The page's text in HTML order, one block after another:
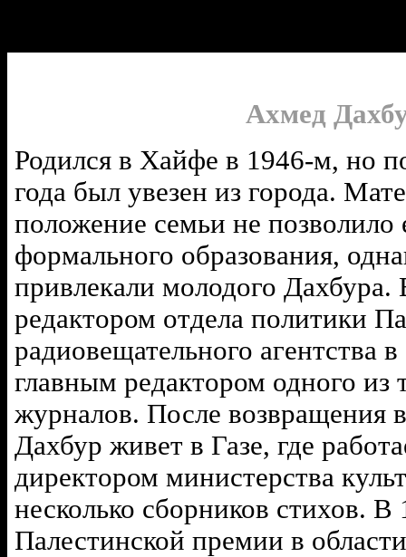
Ахмед
Родился в Хайфе в 1946-м, но
года был увезен из города.
положение семьи не позволило
формального образования,
привлекали молодого
редактором отдела политики
радиовещательного агентства
главным редактором одного из
журналов. После возвращения
Дахбур живет в Газе, где
директором министерства
несколько сборников стихов. В
Палестинской премии в